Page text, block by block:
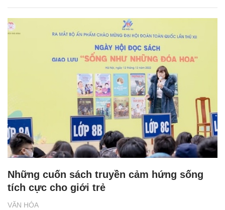
VĂN HÓA
Những cuốn sách truyền cảm hứng sống
tích cực cho giới trẻ